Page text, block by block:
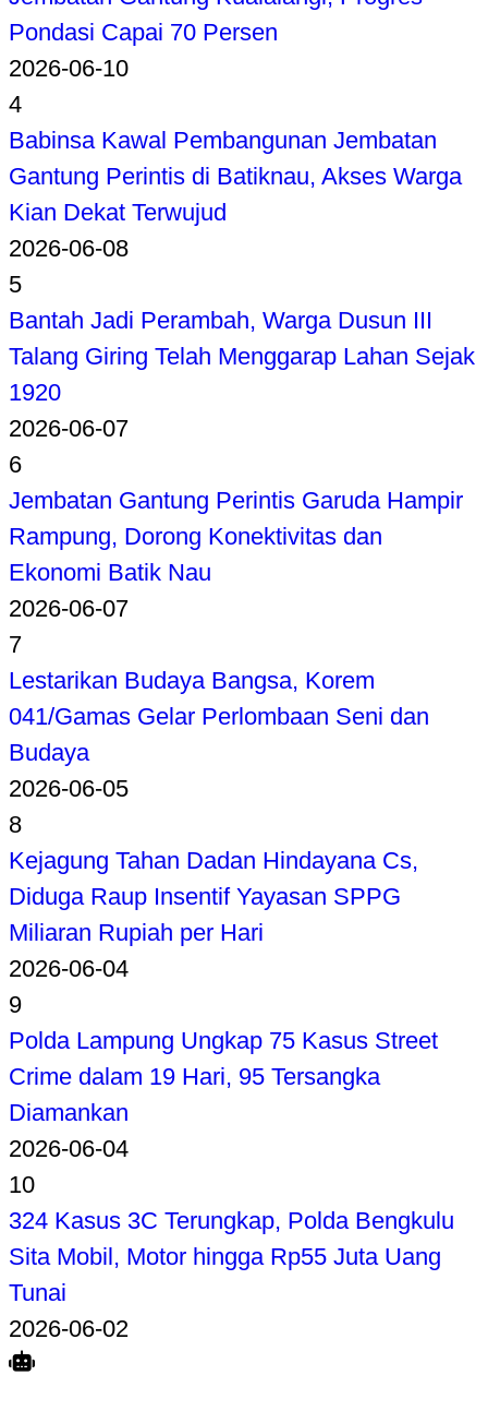
Pondasi Capai 70 Persen
2026-06-10
4
Babinsa Kawal Pembangunan Jembatan
Gantung Perintis di Batiknau, Akses Warga
Kian Dekat Terwujud
2026-06-08
5
Bantah Jadi Perambah, Warga Dusun III
Talang Giring Telah Menggarap Lahan Sejak
1920
2026-06-07
6
Jembatan Gantung Perintis Garuda Hampir
Rampung, Dorong Konektivitas dan
Ekonomi Batik Nau
2026-06-07
7
Lestarikan Budaya Bangsa, Korem
041/Gamas Gelar Perlombaan Seni dan
Budaya
2026-06-05
8
Kejagung Tahan Dadan Hindayana Cs,
Diduga Raup Insentif Yayasan SPPG
Miliaran Rupiah per Hari
2026-06-04
9
Polda Lampung Ungkap 75 Kasus Street
Crime dalam 19 Hari, 95 Tersangka
Diamankan
2026-06-04
10
324 Kasus 3C Terungkap, Polda Bengkulu
Sita Mobil, Motor hingga Rp55 Juta Uang
Tunai
2026-06-02